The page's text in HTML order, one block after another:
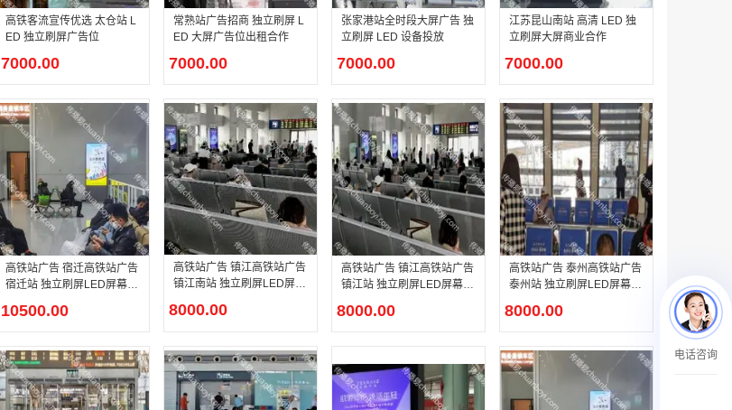
香港有轨双层旅游巴士车身广告
￥25300.00
香港签名广告有轨双层巴士车身广告
￥27600.00
￥27700.00
高铁客流宣传优选 太仓站 L
ED 独立刷屏广告位
7000.00
常熟站广告招商 独立刷屏 L
ED 大屏广告位出租合作
7000.00
张家港站全时段大屏广告 独
立刷屏 LED 设备投放
7000.00
江苏昆山南站 高清 LED 独
立刷屏大屏商业合作
7000.00
高铁站广告 宿迁高铁站广告
宿迁站 独立刷屏LED屏幕广
10500.00
高铁站广告 镇江高铁站广告
镇江南站 独立刷屏LED屏幕
8000.00
高铁站广告 镇江高铁站广告
镇江站 独立刷屏LED屏幕广
8000.00
高铁站广告 泰州高铁站广告
泰州站 独立刷屏LED屏幕广
8000.00
电话咨询